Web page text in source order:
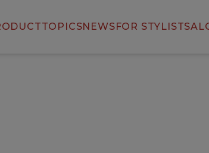
TOPICSNEWSFOR STYLIST